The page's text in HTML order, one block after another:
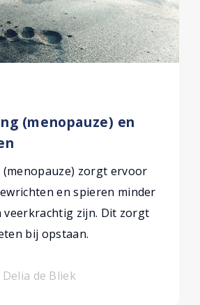
(menopauze) en
(menopauze) zorgt ervoor
en spieren minder
veerkrachtig zijn. Dit zorgt
bij opstaan.
de Bliek